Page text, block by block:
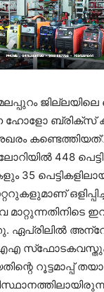
ജില്ലയിലെ
ബ്രിക്‌സ്
448
35
മാറ്റുന്നതിനിടെ
ഏപ്രിലില്‍
റൂട്ടമാപ്പ്